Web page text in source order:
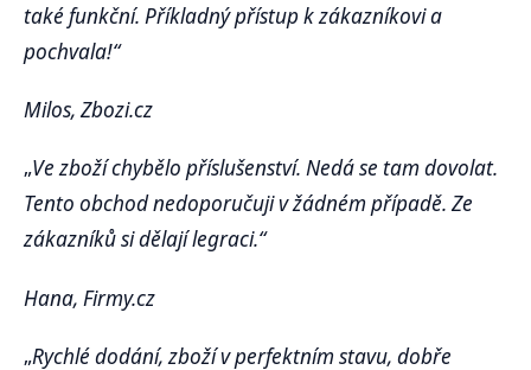
také funkční. Příkladný přístup k zákazníkovi a
pochvala!“
Milos, Zbozi.cz
„Ve zboží chybělo příslušenství. Nedá se tam dovolat.
Tento obchod nedoporučuji v žádném případě. Ze
zákazníků si dělají legraci.“
Hana, Firmy.cz
„Rychlé dodání, zboží v perfektním stavu, dobře